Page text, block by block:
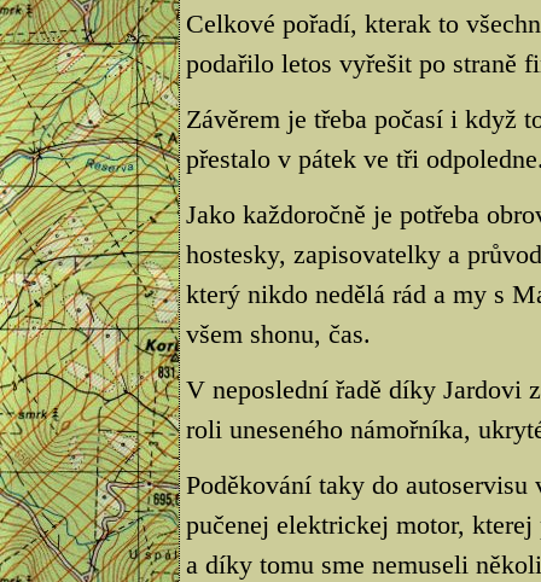
Celkové pořadí, kterak to
podařilo letos vyřešit po straně
Závěrem je třeba počasí i když
přestalo v pátek ve tři
Jako každoročně je potřeba
hostesky, zapisovatelky a
který nikdo nedělá rád a my s
všem shonu, čas.
V neposlední řadě díky Jardovi
roli uneseného námořníka,
Poděkování taky do
pučenej elektrickej motor,
a díky tomu sme nemuseli